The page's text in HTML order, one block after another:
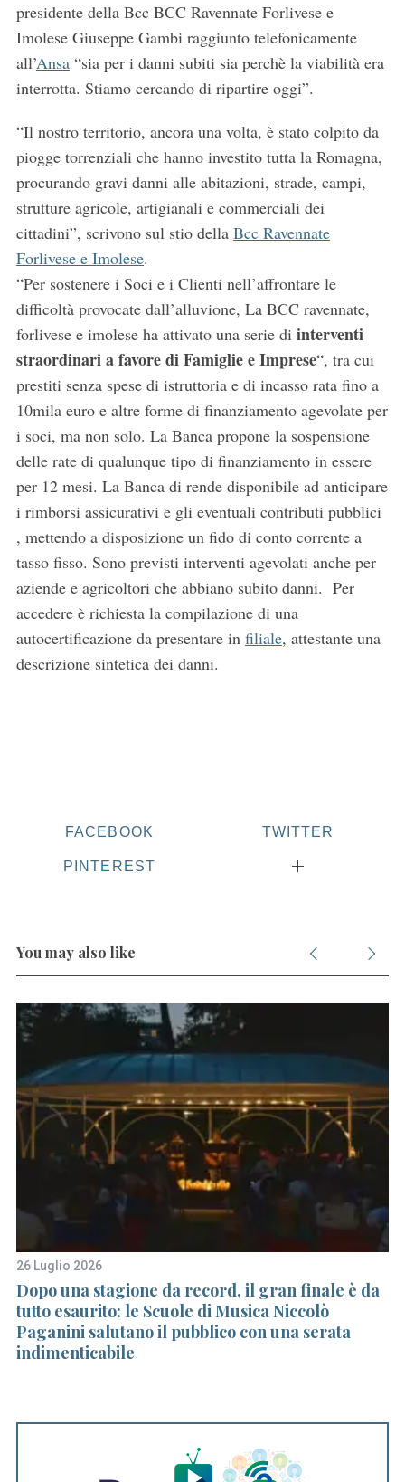
presidente della Bcc BCC Ravennate Forlivese e
Imolese Giuseppe Gambi raggiunto telefonicamente
all’Ansa“sia per i danni subiti sia perchè la viabilità era
interrotta. Stiamo cercando di ripartire oggi”.
“Il nostro territorio, ancora una volta, è stato colpito da
piogge torrenziali che hanno investito tutta la Romagna,
procurando gravi danni alle abitazioni, strade, campi,
strutture agricole, artigianali e commerciali dei
cittadini”, scrivono sul stio della Bcc Ravennate
Forlivese e Imolese.
“Per sostenere i Soci e i Clienti nell’affrontare le
difficoltà provocate dall’alluvione, La BCC ravennate,
forlivese e imolese ha attivato una serie di interventi
straordinari a favore di Famiglie e Imprese“, tra cui
prestiti senza spese di istruttoria e di incasso rata fino a
10mila euro e altre forme di finanziamento agevolate per
i soci, ma non solo. La Banca propone la sospensione
delle rate di qualunque tipo di finanziamento in essere
per 12 mesi. La Banca di rende disponibile ad anticipare
i rimborsi assicurativi e gli eventuali contributi pubblici
, mettendo a disposizione un fido di conto corrente a
tasso fisso. Sono previsti interventi agevolati anche per
aziende e agricoltori che abbiano subito danni. Per
accedere è richiesta la compilazione di una
autocertificazione da presentare in filiale, attestante una
descrizione sintetica dei danni.
FACEBOOK TWITTER
PINTEREST
You may also like
26 Luglio 2026
Dopo una stagione da record, il gran finale è da
tutto esaurito: le Scuole di Musica Niccolò
Paganini salutano il pubblico con una serata
indimenticabile
e
a
r
c
h